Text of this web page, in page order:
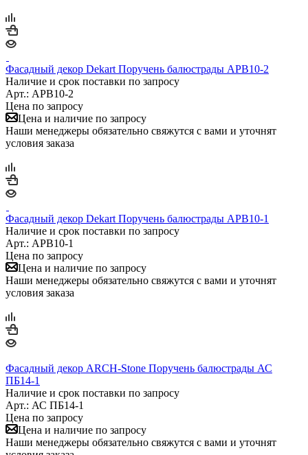
Фасадный декор Dekart Поручень балюстрады APB10-2
Наличие и срок поставки по запросу
Арт.: APB10-2
Цена по запросу
Цена и наличие по запросу
Наши менеджеры обязательно свяжутся с вами и уточнят
условия заказа
Фасадный декор Dekart Поручень балюстрады APB10-1
Наличие и срок поставки по запросу
Арт.: APB10-1
Цена по запросу
Цена и наличие по запросу
Наши менеджеры обязательно свяжутся с вами и уточнят
условия заказа
Фасадный декор ARCH-Stone Поручень балюстрады АС
ПБ14-1
Наличие и срок поставки по запросу
Арт.: АС ПБ14-1
Цена по запросу
Цена и наличие по запросу
Наши менеджеры обязательно свяжутся с вами и уточнят